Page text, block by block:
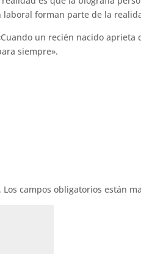
forman parte de la
un recién nacido aprieta
siempre».
Los campos obligatorios están